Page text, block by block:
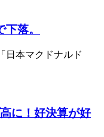
落。
日本マクドナルド
に！好決算が好